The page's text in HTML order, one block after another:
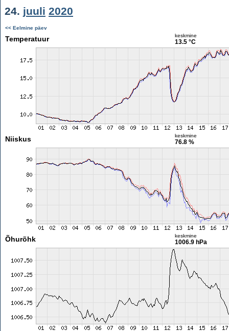
24. juuli 2020
<< Eelmine päev
Temperatuur keskmine
13.5 °C
Niiskus keskmine
76.8 %
Õhurõhk keskmine
1006.9 hPa